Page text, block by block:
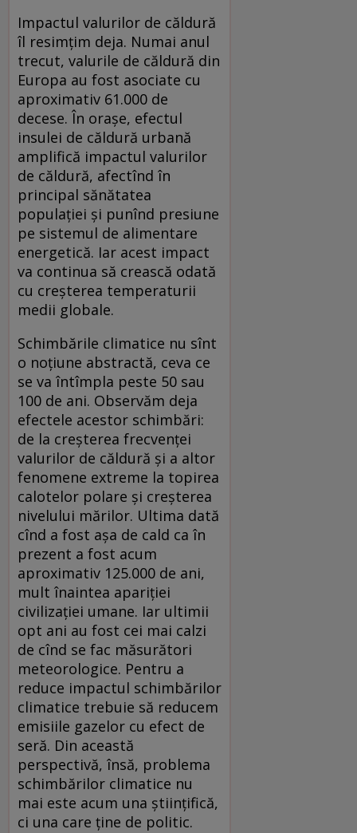
Impactul valurilor de căldură
îl resimțim deja. Numai anul
trecut, valurile de căldură din
Europa au fost asociate cu
aproximativ 61.000 de
decese. În orașe, efectul
insulei de căldură urbană
amplifică impactul valurilor
de căldură, afectînd în
principal sănătatea
populației și punînd presiune
pe sistemul de alimentare
energetică. Iar acest impact
va continua să crească odată
cu creșterea temperaturii
medii globale.
Schimbările climatice nu sînt
o noțiune abstractă, ceva ce
se va întîmpla peste 50 sau
100 de ani. Observăm deja
efectele acestor schimbări:
de la creșterea frecvenței
valurilor de căldură și a altor
fenomene extreme la topirea
calotelor polare și creșterea
nivelului mărilor. Ultima dată
cînd a fost așa de cald ca în
prezent a fost acum
aproximativ 125.000 de ani,
mult înaintea apariției
civilizației umane. Iar ultimii
opt ani au fost cei mai calzi
de cînd se fac măsurători
meteorologice. Pentru a
reduce impactul schimbărilor
climatice trebuie să reducem
emisiile gazelor cu efect de
seră. Din această
perspectivă, însă, problema
schimbărilor climatice nu
mai este acum una științifică,
ci una care ține de politic.